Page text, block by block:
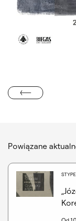
DO GRY
Powiązane